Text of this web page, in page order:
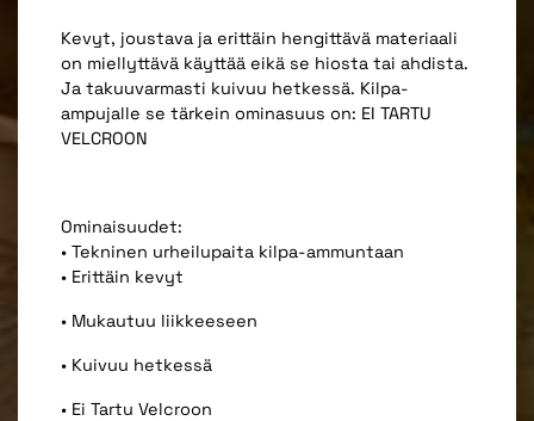
Kevyt, joustava ja erittäin hengittävä materiaali
on miellyttävä käyttää eikä se hiosta tai ahdista.
Ja takuuvarmasti kuivuu hetkessä. Kilpa-
ampujalle se tärkein ominasuus on: EI TARTU
VELCROON
Ominaisuudet:
• Tekninen urheilupaita kilpa-ammuntaan
• Erittäin kevyt
• Mukautuu liikkeeseen
• Kuivuu hetkessä
• Ei Tartu Velcroon